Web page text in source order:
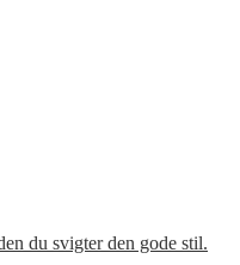
du svigter den gode stil.